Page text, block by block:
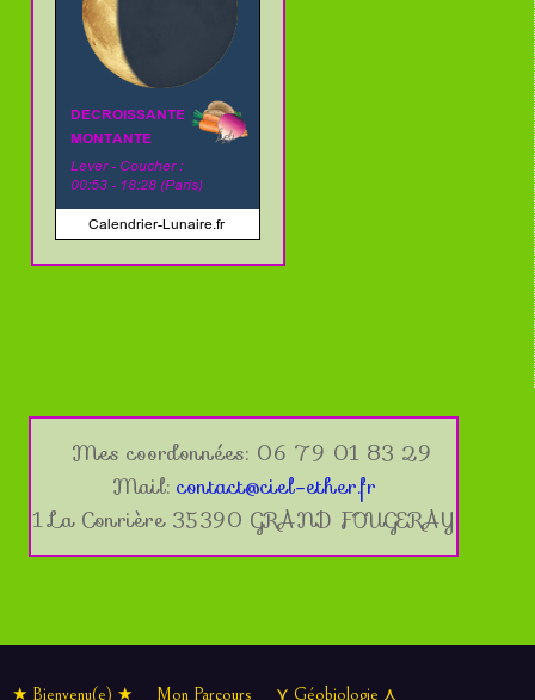
Mes coordonnées: 06 79 01 83 29
Mail: contact@ciel-ether.fr
1 La Conrière 35390 GRAND FOUGERAY
★ Bienvenu(e) ★ Mon Parcours ⋎ Géobiologie ⋏